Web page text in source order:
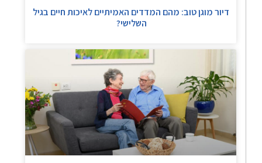
דיור מוגן טוב: מהם המדדים האמיתיים לאיכות חיים בגיל
השלישי?